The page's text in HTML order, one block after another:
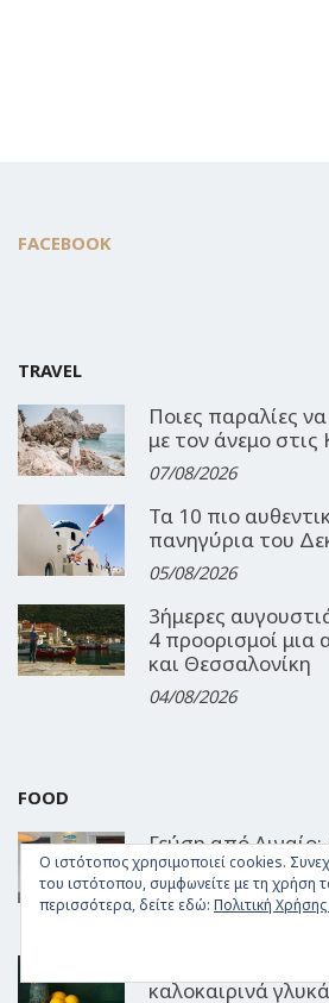
FACEBOOK
TRAVEL
Ποιες παραλίες
με τον άνεμο στις
07/08/2026
Τα 10 πιο
πανηγύρια του
05/08/2026
3ήμερες
4 προορισμοί
και Θεσσαλονίκη
04/08/2026
FOOD
Γεύση από Αιγαίο:
θαλασσινοί
της Μυκόνου
Δροσερές
καλοκαιρινά
Ο ιστότοπος χρησιμοποιεί cookies.
του ιστότοπου, συμφωνείτε με τη χρήση
περισσότερα, δείτε εδώ: Πολιτική